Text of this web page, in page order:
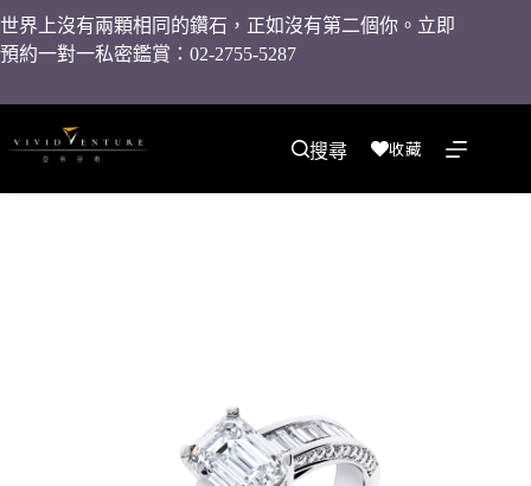
世界上沒有兩顆相同的鑽石，正如沒有第二個你。立即
預約一對一私密鑑賞：02-2755-5287
搜尋 收藏